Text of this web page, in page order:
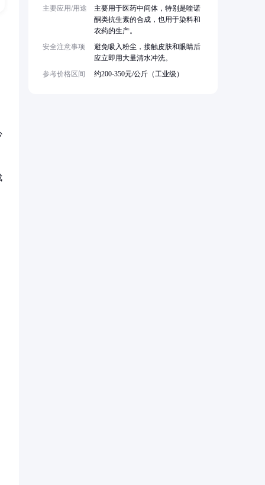
主要应用/用途
主要用于医药中间体，特别是喹诺
酮类抗生素的合成，也用于染料和
农药的生产。
安全注意事项
避免吸入粉尘，接触皮肤和眼睛后
应立即用大量清水冲洗。
参考价格区间
约200-350元/公斤（工业级）